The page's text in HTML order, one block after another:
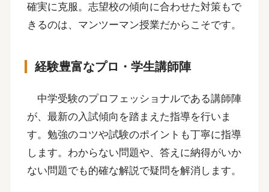
確実に克服。志望校の傾向に合わせた対策もで
きるのは、マンツーマン授業だからこそです。
経験豊富なプロ・学生講師陣
中学受験のプロフェッショナルである講師陣
が、最新の入試傾向を踏まえた指導を行いま
す。勉強のコツや試験のポイントも丁寧に指導
します。わからない問題や、答えに納得がいか
ない問題でも的確な解説で疑問を解消します。